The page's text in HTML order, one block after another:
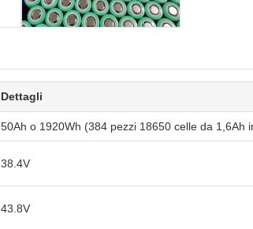
Dettagli
50Ah o 1920Wh (384 pezzi 18650 celle da 1,6Ah
38.4V
43.8V